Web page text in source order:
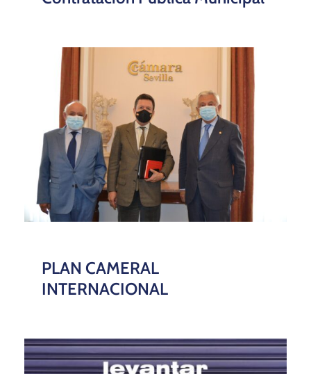
PLAN CAMERAL
INTERNACIONAL